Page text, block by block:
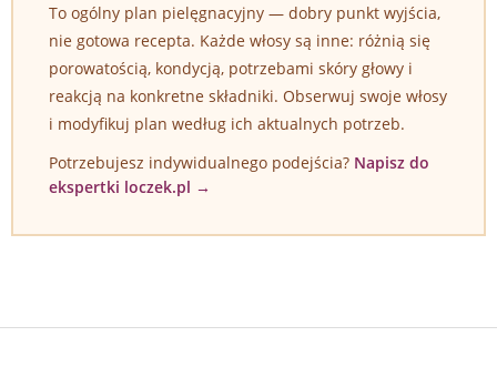
To ogólny plan pielęgnacyjny — dobry punkt wyjścia,
nie gotowa recepta. Każde włosy są inne: różnią się
porowatością, kondycją, potrzebami skóry głowy i
reakcją na konkretne składniki. Obserwuj swoje włosy
i modyfikuj plan według ich aktualnych potrzeb.
Potrzebujesz indywidualnego podejścia? Napisz do
ekspertki loczek.pl →